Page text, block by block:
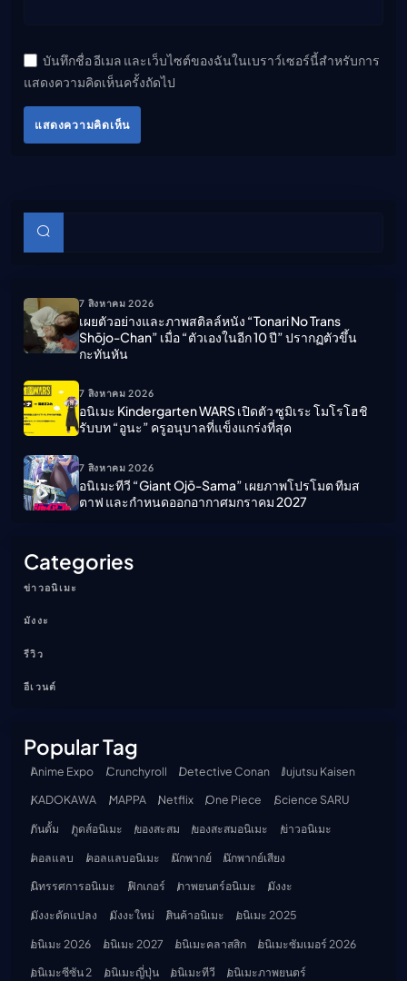
บันทึกชื่อ อีเมล และเว็บไซต์ของฉันในเบราว์เซอร์นี้สำหรับการ
แสดงความคิดเห็นครั้งถัดไป
แสดงความคิดเห็น
บทความย่อย
7 สิงหาคม 2026
เผยตัวอย่างและภาพสติลล์หนัง “Tonari No Trans
Shōjo-Chan” เมื่อ “ตัวเองในอีก 10 ปี” ปรากฏตัวขึ้น
กะทันหัน
7 สิงหาคม 2026
อนิเมะ Kindergarten WARS เปิดตัว ซูมิเระ โมโรโฮชิ
รับบท “อูนะ” ครูอนุบาลที่แข็งแกร่งที่สุด
7 สิงหาคม 2026
อนิเมะทีวี “Giant Ojō-Sama” เผยภาพโปรโมต ทีมส
ตาฟ และกำหนดออกอากาศมกราคม 2027
Categories
ข่าวอนิเมะ
มังงะ
รีวิว
อีเวนต์
Popular Tag
Anime Expo Crunchyroll Detective Conan
Jujutsu Kaisen
KADOKAWA
MAPPA Netflix One Piece
Science SARU
กันดั้ม
กูดส์อนิเมะ ของสะสม ของสะสมอนิเมะ
ข่าวอนิเมะ
คอลแลบ
คอลแลบอนิเมะ นักพากย์
นักพากย์เสียง
นิทรรศการอนิเมะ
ฟิกเกอร์ ภาพยนตร์อนิเมะ
มังงะ
มังงะดัดแปลง
มังงะใหม่ สินค้าอนิเมะ
อนิเมะ 2025
อนิเมะ 2026
อนิเมะ 2027 อนิเมะคลาสสิก
อนิเมะซัมเมอร์ 2026
อนิเมะซีซัน 2
อนิเมะญี่ปุ่น อนิเมะทีวี
อนิเมะภาพยนตร์